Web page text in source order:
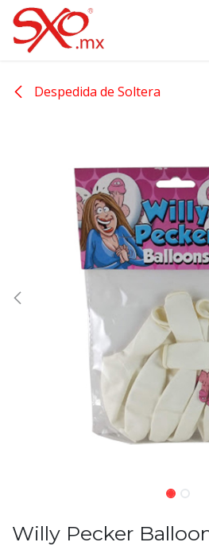
Skip to Content
Despedida de Soltera
Willy Pecker